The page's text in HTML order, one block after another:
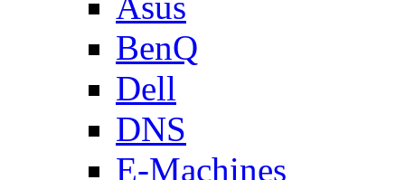
BenQ
Dell
DNS
E-Machines